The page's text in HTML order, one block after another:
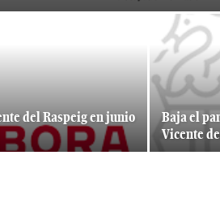
del Raspeig en junio
Baja el
Vicente